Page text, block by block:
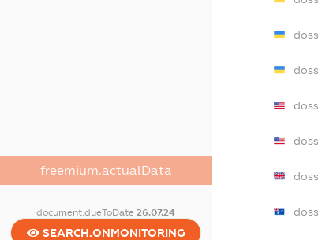
freemium.actualData
document.dueToDate26.07.24
SEARCH.ONMONITORING